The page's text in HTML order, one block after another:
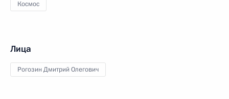
Космос
Лица
Рогозин Дмитрий Олегович